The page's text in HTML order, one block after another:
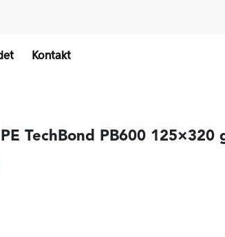
Kontakt
TechBond PB600 125×320